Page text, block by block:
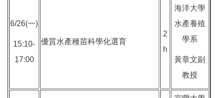
6/26(一)
15:10-
17:00
優質水產種苗科學化選育
2
h
海洋大學
水產養殖
學系
黃章文副
教授